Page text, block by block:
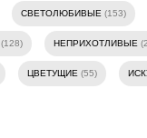
СВЕТОЛЮБИВЫЕ (153)
(128) НЕПРИХОТЛИВЫЕ
ЦВЕТУЩИЕ (55)